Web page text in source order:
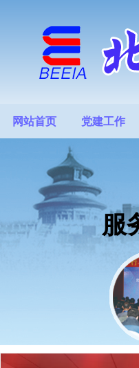
网站首页 党建工作
服